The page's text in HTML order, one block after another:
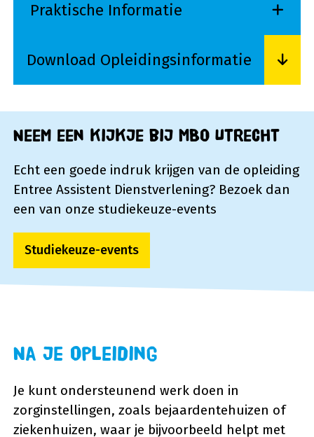
Praktische Informatie
Download Opleidingsinformatie
Neem een kijkje bij MBO Utrecht
Echt een goede indruk krijgen van de opleiding
Entree Assistent Dienstverlening? Bezoek dan
een van onze studiekeuze-events
Studiekeuze-events
Na je opleiding
Je kunt ondersteunend werk doen in
zorginstellingen, zoals bejaardentehuizen of
ziekenhuizen, waar je bijvoorbeeld helpt met